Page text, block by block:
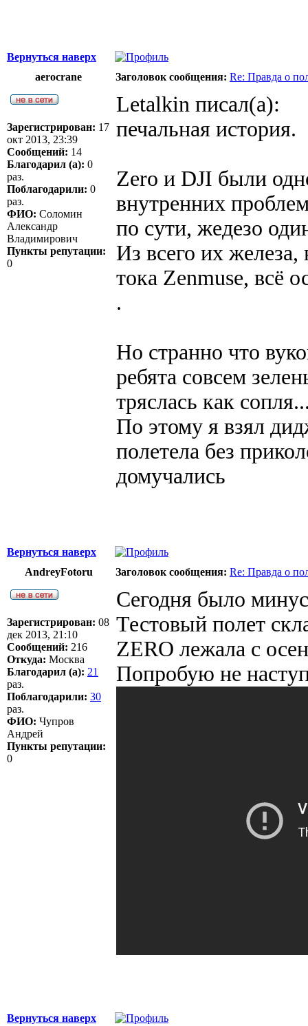
Вернуться наверх
aerocrane
Заголовок сообщения: Re: Правда о
Зарегистрирован: 17
окт 2013, 23:39
Сообщений: 14
Благодарил (а): 0
раз.
Поблагодарили: 0
раз.
ФИО: Соломин
Александр
Владимирович
Пункты репутации:
0
Letalkin писал(а):
печальная история.
Zero и DJI были
внутренних
по сути, жедезо
Из всего их железа,
тока Zenmuse, всё
.
Но странно что
ребята совсем
тряслась как
По этому я взял
полетела без
домучались
Вернуться наверх
AndreyFotoru
Заголовок сообщения: Re: Правда о
Зарегистрирован: 08
дек 2013, 21:10
Сообщений: 216
Откуда: Москва
Благодарил (а): 21
раз.
Поблагодарили: 30
раз.
ФИО: Чупров
Андрей
Пункты репутации:
0
Сегодня было
Тестовый полет
ZERO лежала с
Попробую не
Вернуться наверх